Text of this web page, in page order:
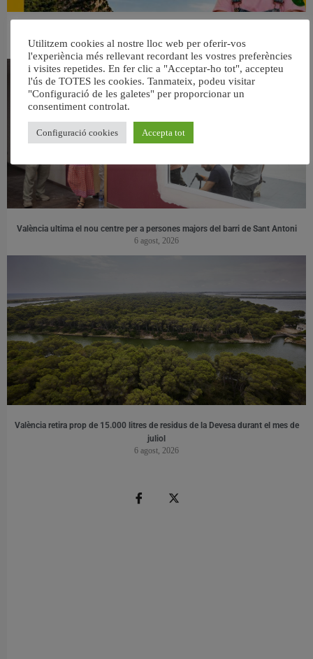
31 juliol, 2026
València ultima el nou centre per a persones majors del barri de Sant Antoni
6 agost, 2026
València retira prop de 15.000 litres de residus de la Devesa durant el mes de
juliol
6 agost, 2026
Utilitzem cookies al nostre lloc web per oferir-vos
l'experiència més rellevant recordant les vostres preferències
i visites repetides. En fer clic a "Acceptar-ho tot", accepteu
l'ús de TOTES les cookies. Tanmateix, podeu visitar
"Configuració de les galetes" per proporcionar un
consentiment controlat.
Configuració cookies Accepta tot